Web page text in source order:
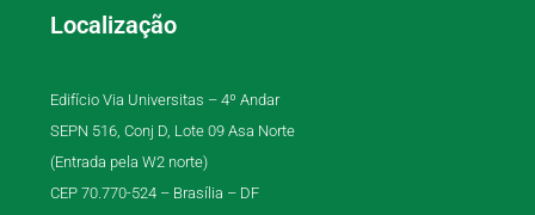
Localização
Edifício Via Universitas – 4º Andar
SEPN 516, Conj D, Lote 09 Asa Norte
(Entrada pela W2 norte)
CEP 70.770-524 – Brasília – DF